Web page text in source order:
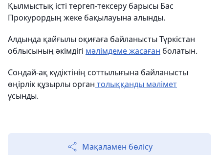
Қылмыстық істі тергеп-тексеру барысы Бас
Прокурордың жеке бақылауына алынды.
Алдында қайғылы оқиғаға байланысты Түркістан
облысының әкімдігі мәлімдеме жасаған болатын.
Сондай-ақ күдіктінің соттылығына байланысты
өңірлік құзырлы орган толыққанды мәлімет
ұсынды.
Мақаламен бөлісу